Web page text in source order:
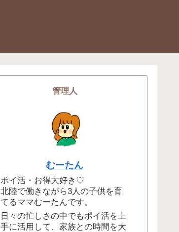
管理人
むーたん
ポイ活・お得大好き♡
北陸で働きながら3人の子供を育
てるママむーたんです。
日々の忙しさの中でもポイ活を上
手に活用して、家族との時間を大